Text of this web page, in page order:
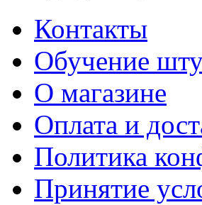
Контакты
Обучение
О магазине
Оплата и
Политика
Принятие